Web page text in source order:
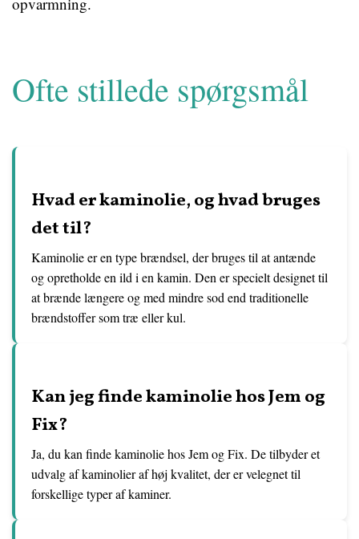
Ofte stillede spørgsmål
Hvad er kaminolie, og hvad bruges
det til?
Kaminolie er en type brændsel, der bruges til at antænde
og opretholde en ild i en kamin. Den er specielt designet til
at brænde længere og med mindre sod end traditionelle
brændstoffer som træ eller kul.
Kan jeg finde kaminolie hos Jem og
Fix?
Ja, du kan finde kaminolie hos Jem og Fix. De tilbyder et
udvalg af kaminolier af høj kvalitet, der er velegnet til
forskellige typer af kaminer.